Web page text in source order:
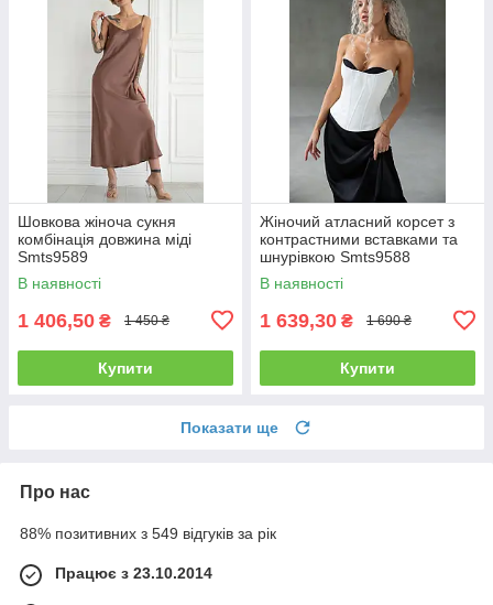
Шовкова жіноча сукня
комбінація довжина міді
Smts9589
В наявності
1 406,50 ₴ 1 450 ₴
Купити
Жіночий атласний корсет з
контрастними вставками та
шнурівкою Smts9588
В наявності
1 639,30 ₴ 1 690 ₴
Купити
Показати ще
Про нас
88% позитивних з 549 відгуків за рік
Працює з 23.10.2014